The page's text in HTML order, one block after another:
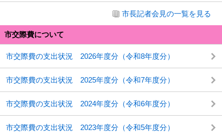
市長記者会見の一覧を見る
市交際費について
市交際費の支出状況 2026年度分（令和8年度分）
市交際費の支出状況 2025年度分（令和7年度分）
市交際費の支出状況 2024年度分（令和6年度分）
市交際費の支出状況 2023年度分（令和5年度分）